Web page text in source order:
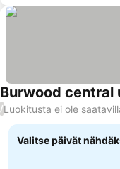
Burwood central
/Luokitusta ei ole
Valitse päivät